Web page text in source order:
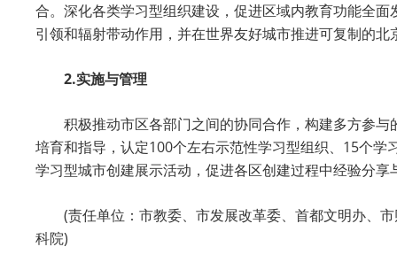
合。深化各类学习型组织建设，促进区域内教育功能全
引领和辐射带动作用，并在世界友好城市推进可复制的北
2.实施与管理
积极推动市区各部门之间的协同合作，构建多方参
培育和指导，认定100个左右示范性学习型组织、15个
学习型城市创建展示活动，促进各区创建过程中经验分
(责任单位：市教委、市发展改革委、首都文明办、
科院)